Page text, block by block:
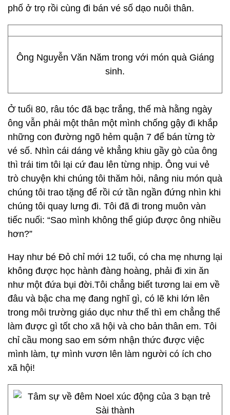
phố ở trọ rồi cùng đi bán vé số dạo nuôi thân.
Ông Nguyễn Văn Năm trong với món quà Giáng
sinh.
Ở tuổi 80, râu tóc đã bạc trắng, thế mà hằng ngày
ông vẫn phải một thân một mình chống gậy đi khắp
những con đường ngõ hẻm quận 7 để bán từng tờ
vé số. Nhìn cái dáng vẻ khẳng khiu gầy gò của ông
thì trái tim tôi lại cứ đau lên từng nhịp. Ông vui vẻ
trò chuyện khi chúng tôi thăm hỏi, nâng niu món quà
chúng tôi trao tặng để rồi cứ tần ngần đứng nhìn khi
chúng tôi quay lưng đi. Tôi đã đi trong muôn vàn
tiếc nuối: “Sao mình không thể giúp được ông nhiều
hơn?”
Hay như bé Đỏ chỉ mới 12 tuổi, có cha mẹ nhưng lại
không được học hành đàng hoàng, phải đi xin ăn
như một đứa bụi đời.Tôi chẳng biết tương lai em về
đâu và bậc cha mẹ đang nghĩ gì, có lẽ khi lớn lên
trong môi trường giáo dục như thế thì em chẳng thể
làm được gì tốt cho xã hội và cho bản thân em. Tôi
chỉ cầu mong sao em sớm nhận thức được việc
mình làm, tự mình vươn lên làm người có ích cho
xã hội!